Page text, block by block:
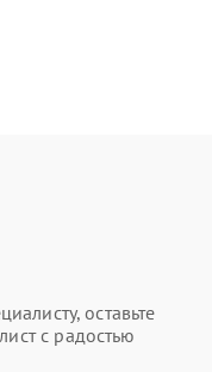
оставьте
с радостью